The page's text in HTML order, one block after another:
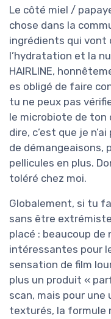
Le côté miel /
chose dans la
ingrédients qui vont
l’hydratation et la
HAIRLINE,
es obligé de faire
tu ne peux pas
le microbiote de ton
dire, c’est que je
de démangeaisons,
pellicules en plus.
toléré chez moi.
Globalement, si tu
sans être
placé : beaucoup de
intéressantes pour
sensation de film
plus un produit «
scan, mais pour
texturés, la formule